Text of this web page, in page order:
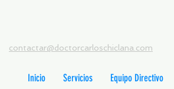
contactar@doctorcarloschiclana.com
Inicio Servicios Equipo Directivo